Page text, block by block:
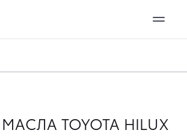
TOYOTA HILUX